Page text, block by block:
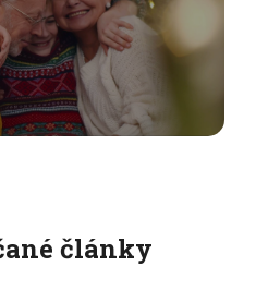
články